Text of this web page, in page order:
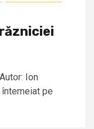
Ion
pe